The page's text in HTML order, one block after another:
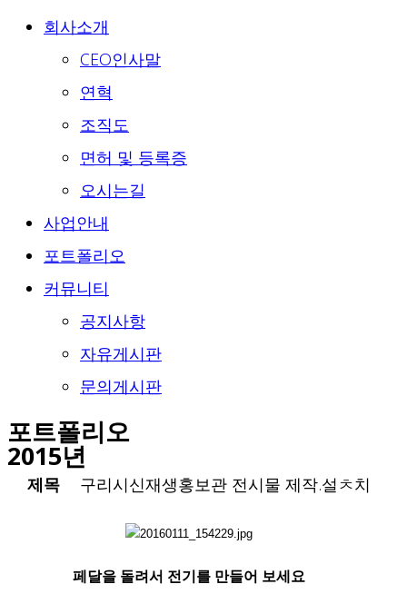
회사소개
CEO인사말
연혁
조직도
면허 및 등록증
오시는길
사업안내
포트폴리오
커뮤니티
공지사항
자유게시판
문의게시판
포트폴리오
2015년
제목 구리시신재생홍보관 전시물 제작.설ㅊ치
페달을 돌려서 전기를 만들어 보세요